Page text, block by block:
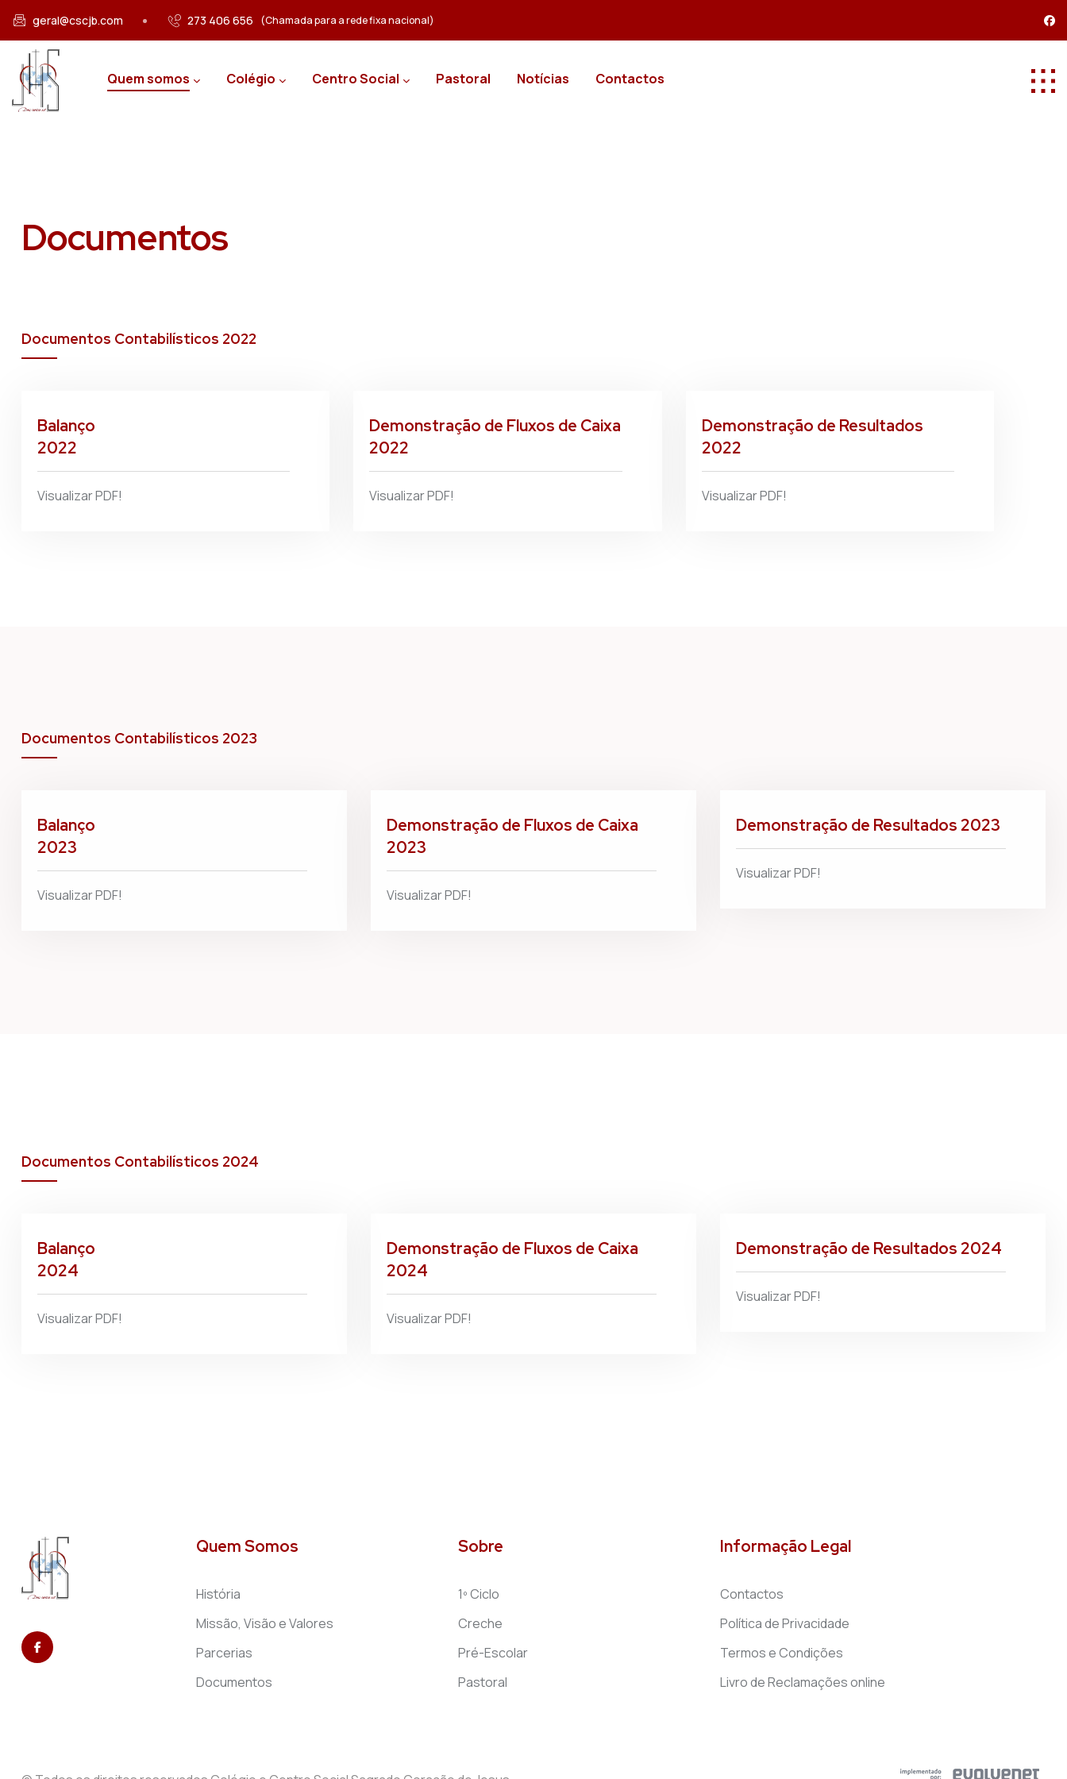
Passar para o conteúdo principal
geral@cscjb.com 273 406 656 (Chamada para a rede fixa nacional)
Quem somos Colégio Centro Social Pastoral Notícias Contactos
Documentos
Documentos Contabilísticos 2022
Balanço
2022
Visualizar PDF!
Demonstração de Fluxos de Caixa
2022
Visualizar PDF!
Demonstração de Resultados
2022
Visualizar PDF!
Documentos Contabilísticos 2023
Balanço
2023
Visualizar PDF!
Demonstração de Fluxos de Caixa
2023
Visualizar PDF!
Demonstração de Resultados 2023
Visualizar PDF!
Documentos Contabilísticos 2024
Balanço
2024
Visualizar PDF!
Demonstração de Fluxos de Caixa
2024
Visualizar PDF!
Demonstração de Resultados 2024
Visualizar PDF!
Quem Somos
História
Missão, Visão e Valores
Parcerias
Documentos
Sobre
1º Ciclo
Creche
Pré-Escolar
Pastoral
Informação Legal
Contactos
Política de Privacidade
Termos e Condições
Livro de Reclamações online